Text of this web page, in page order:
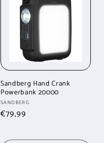
Sandberg Hand Crank
Powerbank 20000
Anbieter:
SANDBERG
Normaler
€79,99